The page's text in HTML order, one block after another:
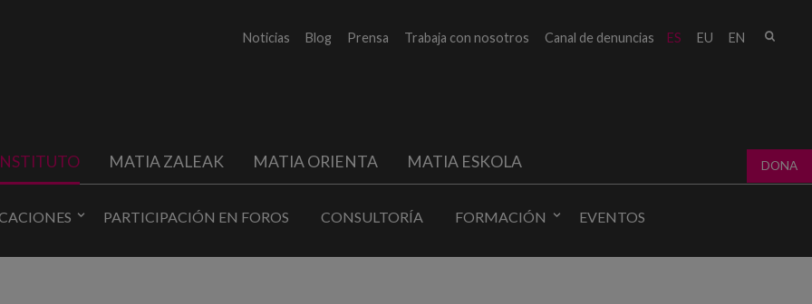
ES EU EN
Noticias Blog Prensa Trabaja con nosotros Canal de denuncias
MATIA ZALEAK MATIA ORIENTA MATIA ESKOLA DONA
PARTICIPACIÓN EN FOROS CONSULTORÍA FORMACIÓN EVENTOS